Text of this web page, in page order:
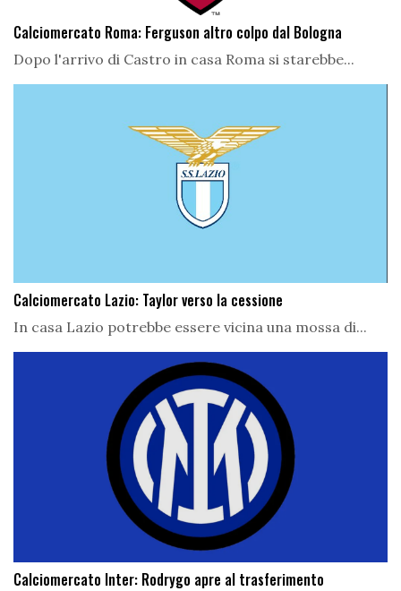
Calciomercato Roma: Ferguson altro colpo dal Bologna
Dopo l'arrivo di Castro in casa Roma si starebbe...
Calciomercato Lazio: Taylor verso la cessione
In casa Lazio potrebbe essere vicina una mossa di...
Calciomercato Inter: Rodrygo apre al trasferimento